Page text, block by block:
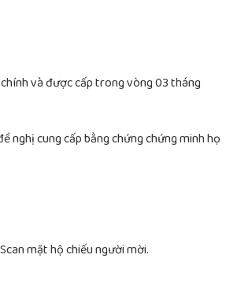
và được cấp trong vòng 03 tháng
nghị cung cấp bằng chứng chứng minh họ
mặt hộ chiếu người mời.